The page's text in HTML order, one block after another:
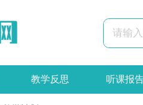
教学反思 听课报